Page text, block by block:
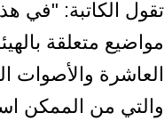
تقول الكاتبة: "في
مواضيع متعلقة
العاشرة والأصوات
والتي من الممكن